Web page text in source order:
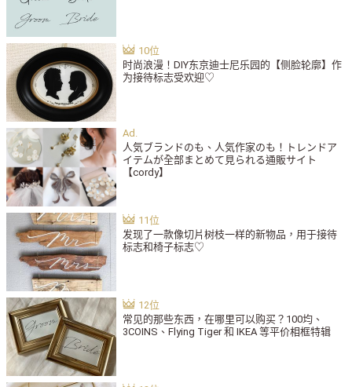
时尚浪漫！DIY东京迪士尼乐园的【侧脸轮廓】作
为接待标志受欢迎♡
人気ブランドのも、人気作家のも！トレンドア
イテムが全部まとめて見られる通販サイト
【cordy】
发现了一款像切片树枝一样的新物品，用于接待
标志和椅子标志♡
常见的那些东西，在哪里可以购买？100均、
3COINS、Flying Tiger 和 IKEA 等平价相框特辑